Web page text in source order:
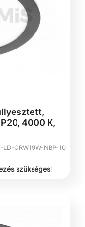
4000 K,
LD-ORW19W-NBP-10
szükséges!